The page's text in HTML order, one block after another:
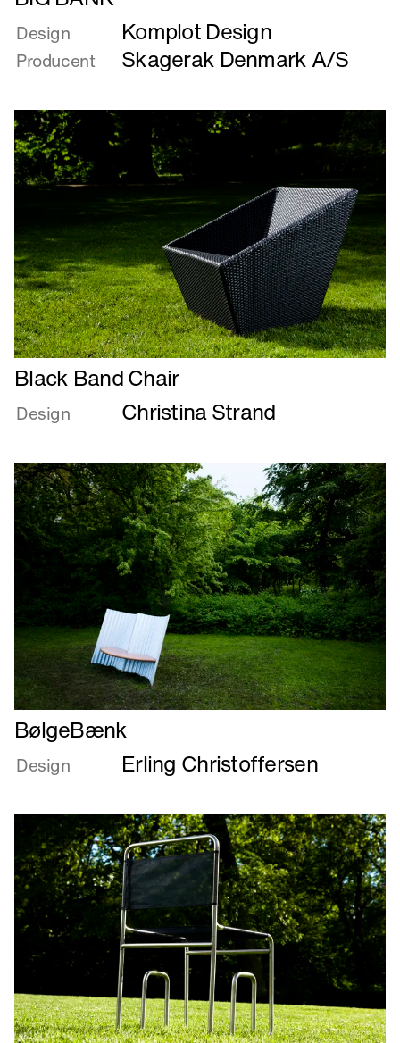
mere
om
BIG
BANK
Design Komplot Design
Producent Skagerak Denmark A/S
Læs
mere
om
Chair
Black Band Chair
Design Christina Strand
Læs
mere
om
BølgeBænk
Design Erling Christoffersen